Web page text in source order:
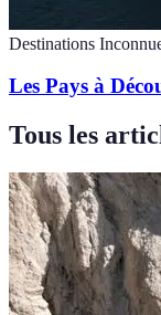
Destinations
Les Pays à
Tous les